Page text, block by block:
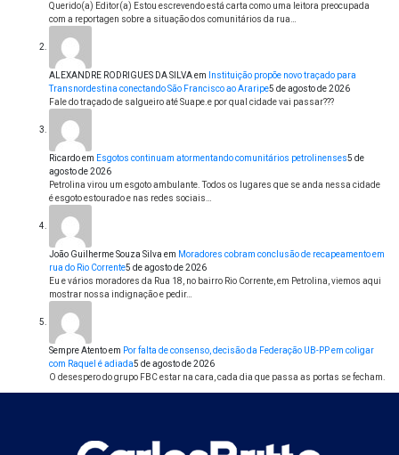
Querido(a) Editor(a) Estou escrevendo está carta como uma leitora preocupada
com a reportagen sobre a situação dos comunitários da rua…
ALEXANDRE RODRIGUES DA SILVAem
Instituição propõe novo traçado para
Transnordestina conectando São Francisco ao Araripe5 de agosto de 2026
Fale do traçado de salgueiro até Suape.e por qual cidade vai passar???
Ricardoem Esgotos continuam atormentando comunitários petrolinenses5 de
agosto de 2026
Petrolina virou um esgoto ambulante. Todos os lugares que se anda nessa cidade
é esgoto estourado e nas redes sociais…
João Guilherme Souza Silva em Moradores cobram conclusão de recapeamento em
rua do Rio Corrente5 de agosto de 2026
Eu e vários moradores da Rua 18, no bairro Rio Corrente, em Petrolina, viemos aqui
mostrar nossa indignação e pedir…
Sempre Atentoem Por falta de consenso, decisão da Federação UB-PP em coligar
com Raquel é adiada5 de agosto de 2026
O desespero do grupo FBC estar na cara, cada dia que passa as portas se fecham.